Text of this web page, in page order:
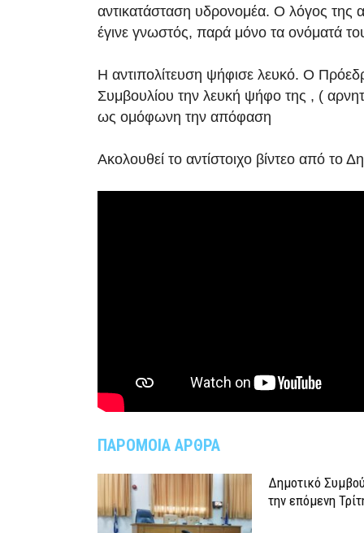
αντικατάσταση υδρονομέα. Ο λόγος της
έγινε γνωστός, παρά μόνο τα ονόματά
Η αντιπολίτευση ψήφισε λευκό. Ο
Συμβουλίου την λευκή ψήφο της , (
ως ομόφωνη την απόφαση
Ακολουθεί το αντίστοιχο βίντεο από το
ΠΑΡΟΜΟΙΑ ΑΡΘΡΑ
Δημοτικό
την επόμενη